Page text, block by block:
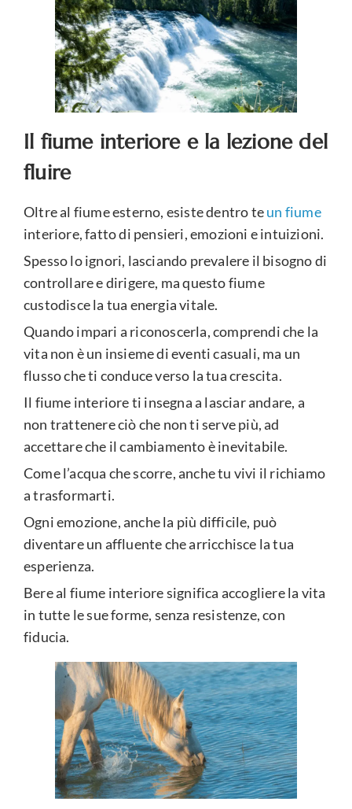
Il fiume interiore e la lezione del
fluire
Oltre al fiume esterno, esiste dentro teun fiume
interiore, fatto di pensieri, emozioni e intuizioni.
Spesso lo ignori, lasciando prevalere il bisogno di
controllare e dirigere, ma questo fiume
custodisce la tua energia vitale.
Quando impari a riconoscerla, comprendi che la
vita non è un insieme di eventi casuali, ma un
flusso che ti conduce verso la tua crescita.
Il fiume interiore ti insegna a lasciar andare, a
non trattenere ciò che non ti serve più, ad
accettare che il cambiamento è inevitabile.
Come l’acqua che scorre, anche tu vivi il richiamo
a trasformarti.
Ogni emozione, anche la più difficile, può
diventare un affluente che arricchisce la tua
esperienza.
Bere al fiume interiore significa accogliere la vita
in tutte le sue forme, senza resistenze, con
fiducia.